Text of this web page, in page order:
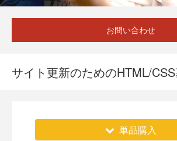
お問い合わせ
サイト更新のためのHTML/
単品購入